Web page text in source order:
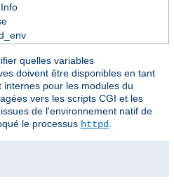
quelles variables
doivent être disponibles en tant
pour les modules du
vers les scripts CGI et les
de l'environnement natif de
le processus httpd.